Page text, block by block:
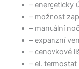
– energeticky
– možnost
– manuální
– expanzní
– cenovkové
– el.